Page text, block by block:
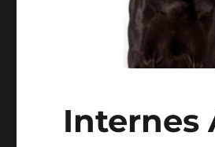
Internes